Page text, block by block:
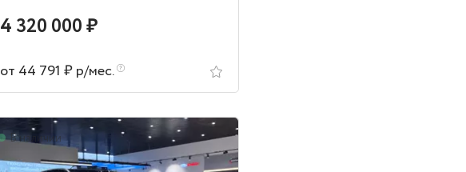
4 320 000 ₽
от 44 791 ₽ р/мес.
В наличии